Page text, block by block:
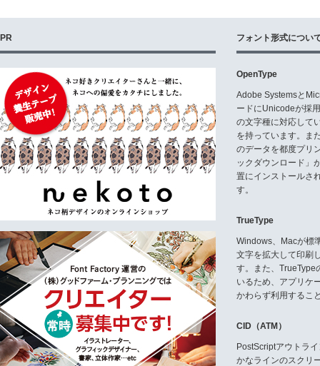
PR フォント形式につい
OpenType
Adobe Systemsと
ードにUnicodeが採
の文字種に対応して
を持っています。ま
のデータを都度プリ
ックダウンロード」
置にインストールさ
す。
TrueType
Windows、Macが標
文字を拡大して印刷
す。また、TrueType
いるため、アプリケ
かわらず利用するこ
CID（ATM）
PostScriptアウトラ
かなラインのスクリ